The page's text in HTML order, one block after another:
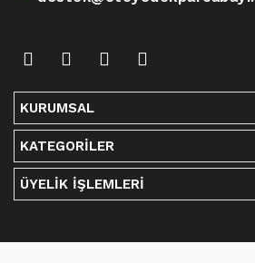
KURUMSAL
KATEGORİLER
ÜYELİK İŞLEMLERİ